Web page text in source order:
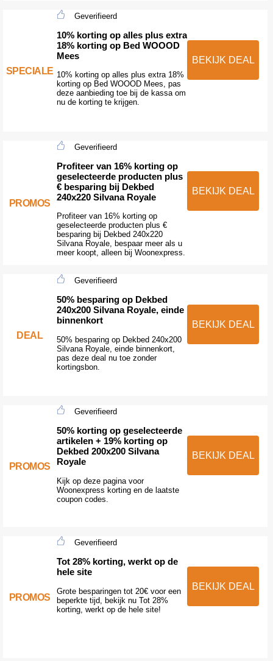
SPECIALE
Geverifieerd
10% korting op alles plus extra
18% korting op Bed WOOOD
Mees
10% korting op alles plus extra 18%
korting op Bed WOOOD Mees, pas
deze aanbieding toe bij de kassa om
nu de korting te krijgen.
BEKIJK DEAL
PROMOS
Geverifieerd
Profiteer van 16% korting op
geselecteerde producten plus
€ besparing bij Dekbed
240x220 Silvana Royale
Profiteer van 16% korting op
geselecteerde producten plus €
besparing bij Dekbed 240x220
Silvana Royale, bespaar meer als u
meer koopt, alleen bij Woonexpress.
BEKIJK DEAL
DEAL
Geverifieerd
50% besparing op Dekbed
240x200 Silvana Royale, einde
binnenkort
50% besparing op Dekbed 240x200
Silvana Royale, einde binnenkort,
pas deze deal nu toe zonder
kortingsbon.
BEKIJK DEAL
PROMOS
Geverifieerd
50% korting op geselecteerde
artikelen + 19% korting op
Dekbed 200x200 Silvana
Royale
Kijk op deze pagina voor
Woonexpress korting en de laatste
coupon codes.
BEKIJK DEAL
PROMOS
Geverifieerd
Tot 28% korting, werkt op de
hele site
Grote besparingen tot 20€ voor een
beperkte tijd, bekijk nu Tot 28%
korting, werkt op de hele site!
BEKIJK DEAL